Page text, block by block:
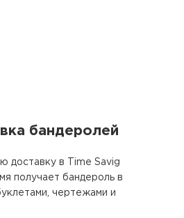
бандеролей
доставку в Time Savig
получает бандероль в
чертежами и